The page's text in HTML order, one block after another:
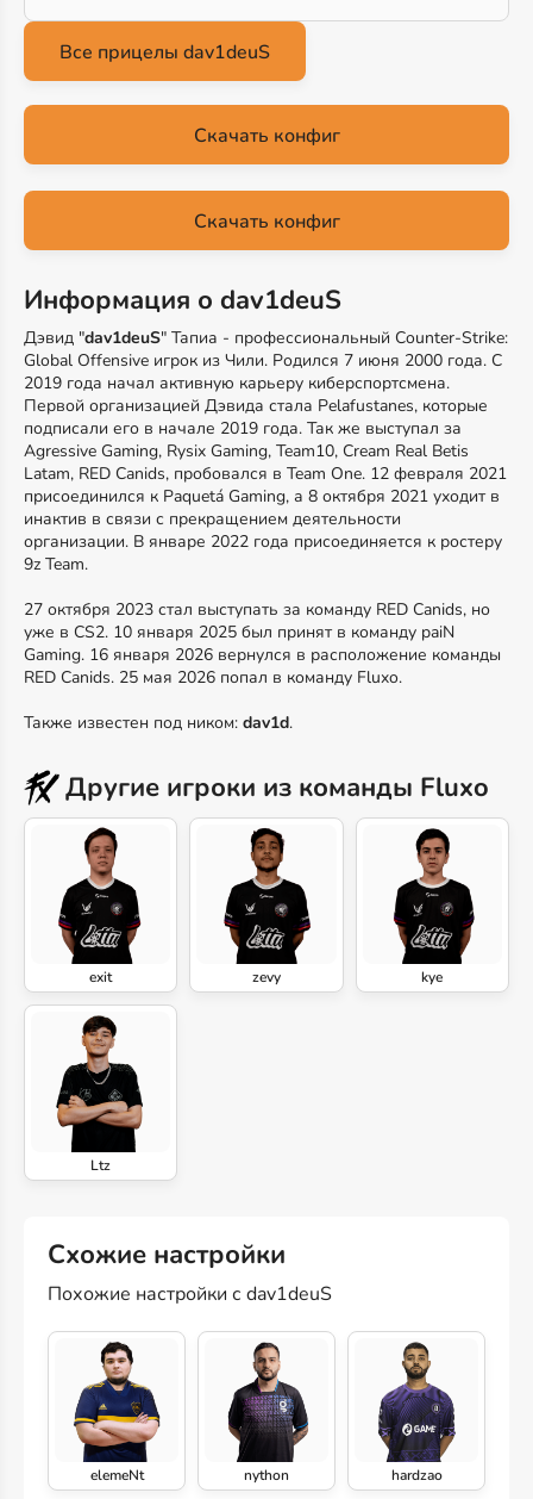
Скачать конфиг
Скачать конфиг
Информация о dav1deuS
Дэвид "dav1deuS" Тапиа - профессиональный Counter-Strike:
Global Offensive игрок из Чили. Родился 7 июня 2000 года. С
2019 года начал активную карьеру киберспортсмена.
Первой организацией Дэвида стала Pelafustanes, которые
подписали его в начале 2019 года. Так же выступал за
Agressive Gaming, Rysix Gaming, Team10, Cream Real Betis
Latam, RED Canids, пробовался в Team One. 12 февраля 2021
присоединился к Paquetá Gaming, а 8 октября 2021 уходит в
инактив в связи с прекращением деятельности
организации. В январе 2022 года присоединяется к ростеру
9z Team.
27 октября 2023 стал выступать за команду RED Canids, но
уже в CS2. 10 января 2025 был принят в команду paiN
Gaming. 16 января 2026 вернулся в расположение команды
RED Canids. 25 мая 2026 попал в команду Fluxo.
Также известен под ником: dav1d.
Другие игроки из команды Fluxo
exit zevy kye
Ltz
Схожие настройки
Похожие настройки с dav1deuS
elemeNt nython hardzao